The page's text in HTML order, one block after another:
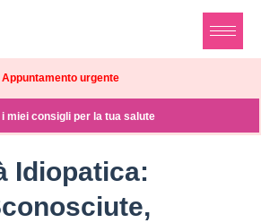
Appuntamento urgente
miei consigli per la tua salute
Idiopatica: